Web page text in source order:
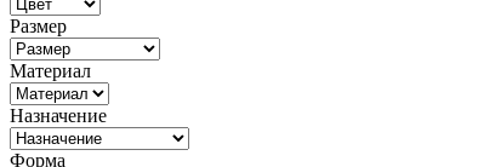
Размер
Материал
Назначение
Форма